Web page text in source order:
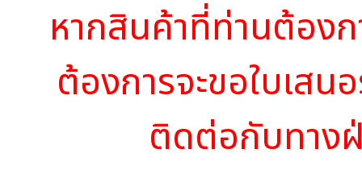
หากสินค้าที่ท่านต้องก
ต้องการจะขอใบเส
ติดต่อกับทาง